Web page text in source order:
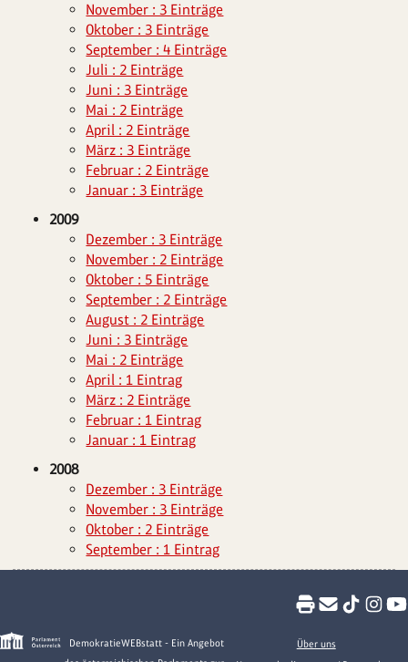
November : 3 Einträge
Oktober : 3 Einträge
September : 4 Einträge
Juli : 2 Einträge
Juni : 3 Einträge
Mai : 2 Einträge
April : 2 Einträge
März : 3 Einträge
Februar : 2 Einträge
Januar : 3 Einträge
2009
Dezember : 3 Einträge
November : 2 Einträge
Oktober : 5 Einträge
September : 2 Einträge
August : 2 Einträge
Juni : 3 Einträge
Mai : 2 Einträge
April : 1 Eintrag
März : 2 Einträge
Februar : 1 Eintrag
Januar : 1 Eintrag
2008
Dezember : 3 Einträge
November : 3 Einträge
Oktober : 2 Einträge
September : 1 Eintrag
DemokratieWEBstatt - Ein Angebot
Über uns